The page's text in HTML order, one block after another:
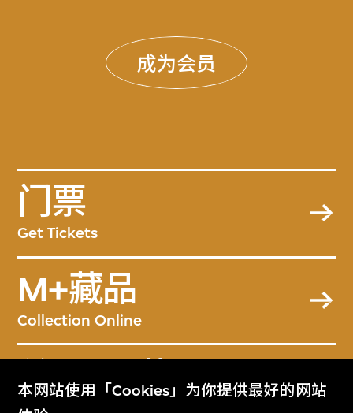
本网站使用「Cookies」为你提供最好的网站
成为会员
门票
Get Tickets
M+藏品
Collection Online
关于M+藏品
About the Collection